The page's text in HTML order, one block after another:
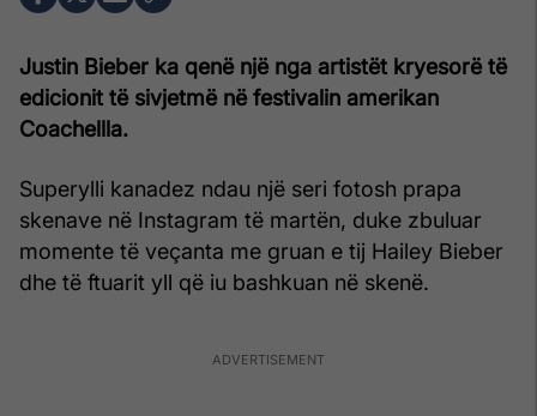
Justin Bieber ka qenë një nga artistët kryesorë të
edicionit të sivjetmë në festivalin amerikan
Coachellla.
Superylli kanadez ndau një seri fotosh prapa
skenave në Instagram të martën, duke zbuluar
momente të veçanta me gruan e tij Hailey Bieber
dhe të ftuarit yll që iu bashkuan në skenë.